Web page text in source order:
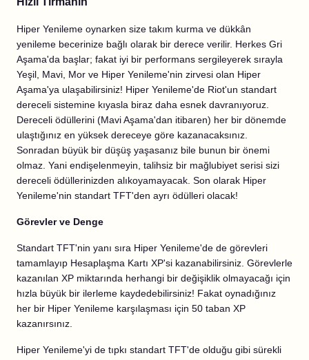
Hiper Yenileme oynarken size takım kurma ve dükkân
yenileme becerinize bağlı olarak bir derece verilir. Herkes Gri
Aşama'da başlar; fakat iyi bir performans sergileyerek sırayla
Yeşil, Mavi, Mor ve Hiper Yenileme'nin zirvesi olan Hiper
Aşama'ya ulaşabilirsiniz! Hiper Yenileme'de Riot'un standart
dereceli sistemine kıyasla biraz daha esnek davranıyoruz.
Dereceli ödüllerini (Mavi Aşama'dan itibaren) her bir dönemde
ulaştığınız en yüksek dereceye göre kazanacaksınız.
Sonradan büyük bir düşüş yaşasanız bile bunun bir önemi
olmaz. Yani endişelenmeyin, talihsiz bir mağlubiyet serisi sizi
dereceli ödüllerinizden alıkoyamayacak. Son olarak Hiper
Yenileme'nin standart TFT'den ayrı ödülleri olacak!
Görevler ve Denge
Standart TFT'nin yanı sıra Hiper Yenileme'de de görevleri
tamamlayıp Hesaplaşma Kartı XP'si kazanabilirsiniz. Görevlerle
kazanılan XP miktarında herhangi bir değişiklik olmayacağı için
hızla büyük bir ilerleme kaydedebilirsiniz! Fakat oynadığınız
her bir Hiper Yenileme karşılaşması için 50 taban XP
kazanırsınız.
Hiper Yenileme'yi de tıpkı standart TFT'de olduğu gibi sürekli